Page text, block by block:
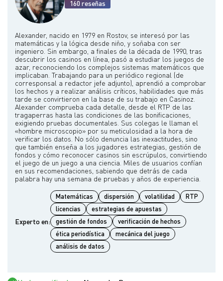
160 reseñas
Alexander, nacido en 1979 en Rostov, se interesó por las
matemáticas y la lógica desde niño, y soñaba con ser
ingeniero. Sin embargo, a finales de la década de 1990, tras
descubrir los casinos en línea, pasó a estudiar los juegos de
azar, reconociendo los complejos sistemas matemáticos que
implicaban. Trabajando para un periódico regional (de
corresponsal a redactor jefe adjunto), aprendió a comprobar
los hechos y a realizar análisis críticos, habilidades que más
tarde se convirtieron en la base de su trabajo en Casinoz.
Alexander comprueba cada detalle, desde el RTP de las
tragaperras hasta las condiciones de las bonificaciones,
exigiendo pruebas documentales. Sus colegas le llaman el
«hombre microscopio» por su meticulosidad a la hora de
verificar los datos. No sólo denuncia las inexactitudes, sino
que también enseña a los jugadores estrategias, gestión de
fondos y cómo reconocer casinos sin escrúpulos, convirtiendo
el juego de un juego a una ciencia. Miles de usuarios confían
en sus recomendaciones, sabiendo que detrás de cada
Experto en:
Matemáticas dispersión volatilidad
RTP
licencias
estrategias de apuestas
gestión de fondos
verificación de hechos
ética periodística
mecánica del juego
análisis de datos